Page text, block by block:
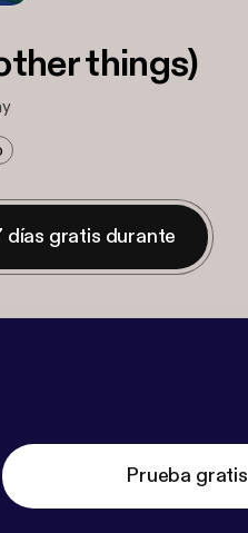
things)
días gratis durante
Prueba gratis